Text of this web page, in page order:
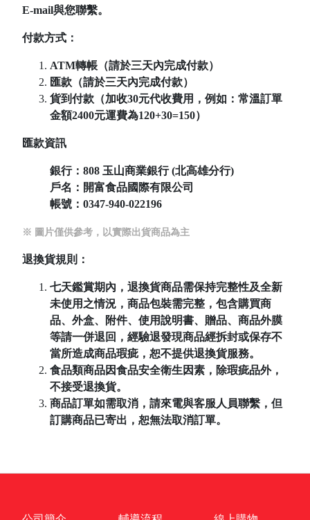
E-mail與您聯繫。
付款方式：
ATM轉帳（請於三天內完成付款）
匯款（請於三天內完成付款）
貨到付款（加收30元代收費用，例如：常溫訂單
金額2400元運費為120+30=150）
匯款資訊
銀行：808 玉山商業銀行 (北高雄分行)
戶名：開富食品國際有限公司
帳號： 0347-940-022196
※ 圖片僅供參考，以實際出貨商品為主
退換貨規則：
七天鑑賞期內，退換貨商品需保持完整性及全新
未使用之情況，商品包裝需完整，包含購買商
品、外盒、附件、使用說明書、贈品、商品外膜
等請一併退回，經驗退發現商品經拆封或保存不
當所造成商品瑕疵，恕不提供退換貨服務。
食品類商品因食品安全衛生因素，除瑕疵品外，
不接受退換貨。
商品訂單如需取消，請來電與客服人員聯繫，但
訂購商品已寄出，恕無法取消訂單。